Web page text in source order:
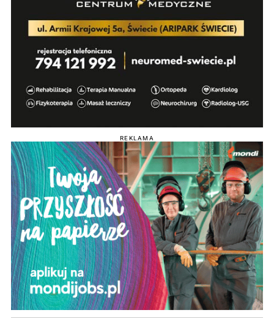
REKLAMA